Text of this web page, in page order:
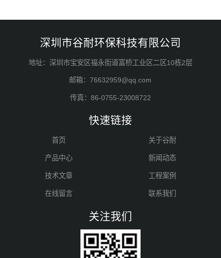
深圳市谷耐环保科技有限公司
地址：深圳市宝安区福永街道富桥工业区二区10栋2层
邮箱：76632959@qq.com
传真：86-0755-23008722
快速链接
首页 关于谷耐
产品中心 新闻动态
技术文章 工程案例
在线留言 联系我们
关注我们